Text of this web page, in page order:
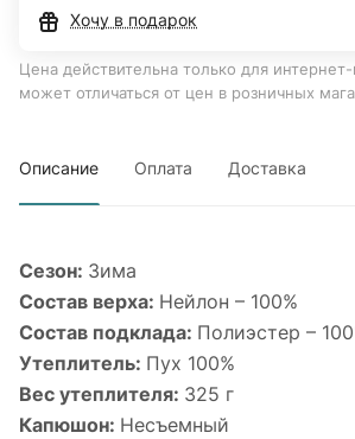
Хочу в подарок
Цена действительна только для интернет-
может отличаться от цен в розничных
Описание Оплата Доставка
Сезон: Зима
Состав верха: Нейлон – 100%
Состав подклада: Полиэстер –
Утеплитель: Пух 100%
Вес утеплителя: 325 г
Капюшон: Несъемный